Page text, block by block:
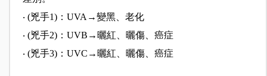
‧ (兇手1)：UVA→變黑、老化
‧ (兇手2)：UVB→曬紅、曬傷、癌症
‧ (兇手3)：UVC→曬紅、曬傷、癌症